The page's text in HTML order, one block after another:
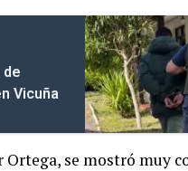
de
Vicuña
se mostró muy